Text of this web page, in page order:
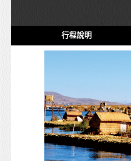
行程說明